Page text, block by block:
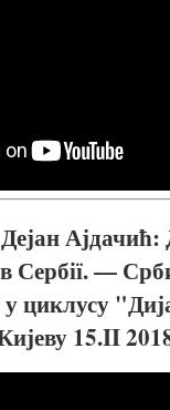
Ајдачић:
Сербії. —
у циклусу
15.II